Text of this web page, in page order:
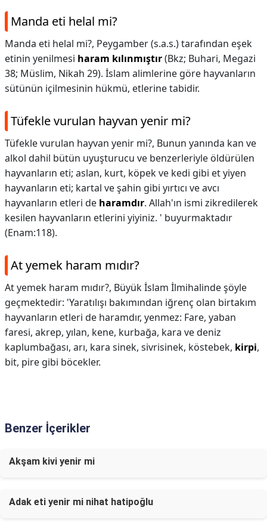
Manda eti helal mi?
Manda eti helal mi?, Peygamber (s.a.s.) tarafından eşek
etinin yenilmesi haram kılınmıştır(Bkz; Buhari, Megazi
38; Müslim, Nikah 29). İslam alimlerine göre hayvanların
sütünün içilmesinin hükmü, etlerine tabidir.
Tüfekle vurulan hayvan yenir mi?
Tüfekle vurulan hayvan yenir mi?, Bunun yanında kan ve
alkol dahil bütün uyuşturucu ve benzerleriyle öldürülen
hayvanların eti; aslan, kurt, köpek ve kedi gibi et yiyen
hayvanların eti; kartal ve şahin gibi yırtıcı ve avcı
hayvanların etleri de haramdır. Allah'ın ismi zikredilerek
kesilen hayvanların etlerini yiyiniz. ' buyurmaktadır
(Enam:118).
At yemek haram mıdır?
At yemek haram mıdır?, Büyük İslam İlmihalinde şöyle
geçmektedir: 'Yaratılışı bakımından iğrenç olan birtakım
hayvanların etleri de haramdır, yenmez: Fare, yaban
faresi, akrep, yılan, kene, kurbağa, kara ve deniz
kaplumbağası, arı, kara sinek, sivrisinek, köstebek, kirpi,
bit, pire gibi böcekler.
Benzer İçerikler
Akşam kivi yenir mi
Adak eti yenir mi nihat hatipoğlu